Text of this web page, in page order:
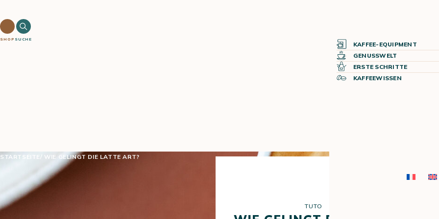
SHOP SUCHE
KAFFEE-EQUIPMENT
GENUSSWELT
ERSTE SCHRITTE
KAFFEEWISSEN
STARTSEITE WIE GELINGT DIE LATTE ART?
TUTO